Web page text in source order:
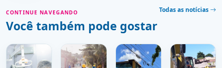
CONTINUE NAVEGANDO
Você também pode gostar
Todas as notícias